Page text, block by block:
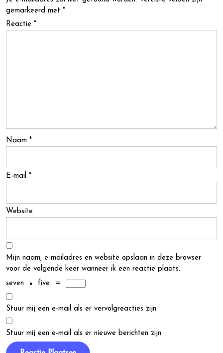
gemarkeerd met *
Reactie *
Naam *
E-mail *
Website
Mijn naam, e-mailadres en website opslaan in deze browser
voor de volgende keer wanneer ik een reactie plaats.
seven
× five =
Stuur mij een e-mail als er vervolgreacties zijn.
Stuur mij een e-mail als er nieuwe berichten zijn.